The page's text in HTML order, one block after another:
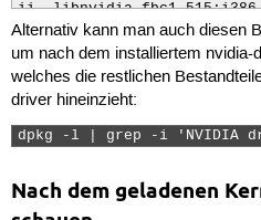
ii  libnvidia-fbc1-
ii  libnvidia-gl-
ii  libnvidia-gl-515:i386
ii  nvidia-compute-
ii  nvidia-dkms-515
ii  nvidia-driver-515
ii  nvidia-kernel-
ii  nvidia-kernel-
ii  nvidia-settings
ii  nvidia-utils-515
Alternativ kann man auch diesen
um nach dem installiertem nvidia-
welches die restlichen
driver hineinzieht:
dpkg -l | grep -i 'NVIDIA
Nach dem geladenen